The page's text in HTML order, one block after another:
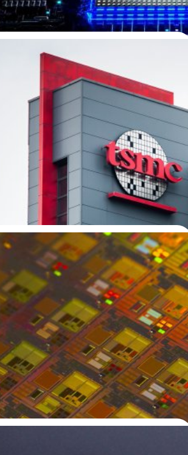
างโรงงานผลิตชิป 2 นาโนเมตรใน
ลังได้รับใบอนุญาต
มเติมมูลค่า 100,000 ล้านเหรียญ เร่งเดินหน้า
ชิป ในสหรัฐฯ ภายในเวลาเพียงไม่กี่ชั่วโมงหลัง
กรัฐบาลสหรัฐ
| 464 days ago
ผลิตชิป 2 นาโนเมตร ให้
: อาจรวมถึง Snapdragon 8
ด้วย
จากประเทศเกาหลีใต้ ได้รายงานว่า
Samsung ได้บรรลุข้อตกลงในการผลิตชิป
นาโนเมตร
days ago